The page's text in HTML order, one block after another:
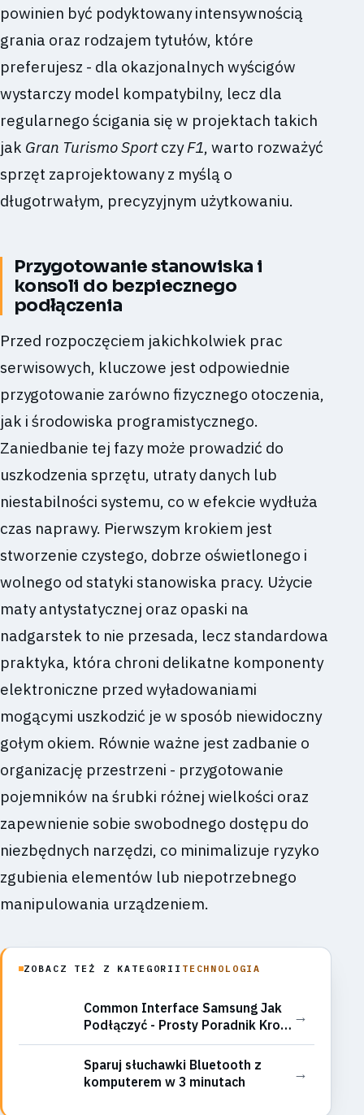
powinien być podyktowany intensywnością
grania oraz rodzajem tytułów, które
preferujesz - dla okazjonalnych wyścigów
wystarczy model kompatybilny, lecz dla
regularnego ścigania się w projektach takich
jak Gran Turismo SportczyF1, warto rozważyć
sprzęt zaprojektowany z myślą o
długotrwałym, precyzyjnym użytkowaniu.
Przygotowanie stanowiska i
konsoli do bezpiecznego
podłączenia
Przed rozpoczęciem jakichkolwiek prac
serwisowych, kluczowe jest odpowiednie
przygotowanie zarówno fizycznego otoczenia,
jak i środowiska programistycznego.
Zaniedbanie tej fazy może prowadzić do
uszkodzenia sprzętu, utraty danych lub
niestabilności systemu, co w efekcie wydłuża
czas naprawy. Pierwszym krokiem jest
stworzenie czystego, dobrze oświetlonego i
wolnego od statyki stanowiska pracy. Użycie
maty antystatycznej oraz opaski na
nadgarstek to nie przesada, lecz standardowa
praktyka, która chroni delikatne komponenty
elektroniczne przed wyładowaniami
mogącymi uszkodzić je w sposób niewidoczny
gołym okiem. Równie ważne jest zadbanie o
organizację przestrzeni - przygotowanie
pojemników na śrubki różnej wielkości oraz
zapewnienie sobie swobodnego dostępu do
niezbędnych narzędzi, co minimalizuje ryzyko
zgubienia elementów lub niepotrzebnego
manipulowania urządzeniem.
ZOBACZ TEŻ Z KATEGORII TECHNOLOGIA
Common Interface Samsung Jak
Podłączyć - Prosty Poradnik Krok
Po Kroku
→
Sparuj słuchawki Bluetooth z
komputerem w 3 minutach
→